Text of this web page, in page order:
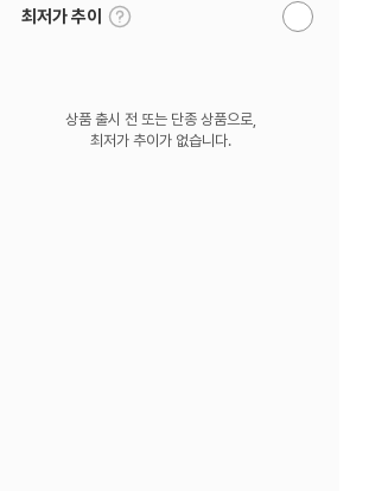
최저가 추이
툴
팁
알
상품 출시 전 또는 단종 상품으로,
최저가 추이가 없습니다.